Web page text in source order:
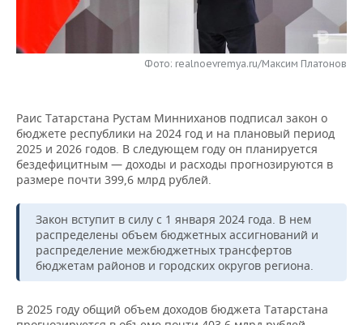
НЕФТЕХИМИЯ
НЕФТЬ
ЭНЕРГЕТИКА
РОЗНИЧНАЯ ТОРГОВЛЯ
НОВОСТИ ТЕХНОЛОГИЙ
ТЕЛЕКОММУНИКАЦИИ
МЕРОПРИЯТИЯ
НОВОСТИ МЕРОПРИЯТИЙ
БИЗНЕС-БРАНЧИ
ONLINE-КОНФЕРЕНЦИИ
ОТКРЫТАЯ ЛЕКЦИЯ
ФУТБОЛ
ХОККЕЙ
БАСКЕТБОЛ
ВОЛЕЙБОЛ
НОВОСТИ ОБЩЕСТВА
ВЛАСТЬ
ИНФРАСТРУКТУРА
ИСТОРИЯ
ФОТОГАЛЕРЕЯ
СЮЖЕТЫ
СПРАВОЧНИК
СПИСОК ПЕРСОН
ПОЛНАЯ ВЕРСИЯ
Фото: realnoevremya.ru/Максим Платонов
Раис Татарстана Рустам Минниханов подписал закон о
бюджете республики на 2024 год и на плановый период
2025 и 2026 годов. В следующем году он планируется
бездефицитным — доходы и расходы прогнозируются в
размере почти 399,6 млрд рублей.
Закон вступит в силу с 1 января 2024 года. В нем
распределены объем бюджетных ассигнований и
распределение межбюджетных трансфертов
бюджетам районов и городских округов региона.
В 2025 году общий объем доходов бюджета Татарстана